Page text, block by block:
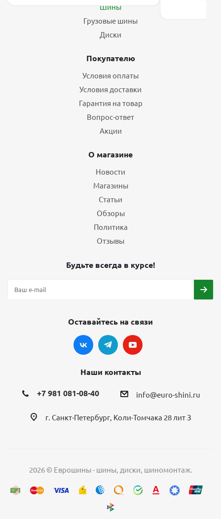
Шины
Грузовые шины
Диски
Покупателю
Условия оплаты
Условия доставки
Гарантия на товар
Вопрос-ответ
Акции
О магазине
Новости
Магазины
Статьи
Обзоры
Политика
Отзывы
Будьте всегда в курсе!
Оставайтесь на связи
Наши контакты
+7 981 081-08-40 info@euro-shini.ru
г. Санкт-Петербург, Коли-Томчака 28 лит З
2026 © Еврошины - шины, диски, шиномонтаж.